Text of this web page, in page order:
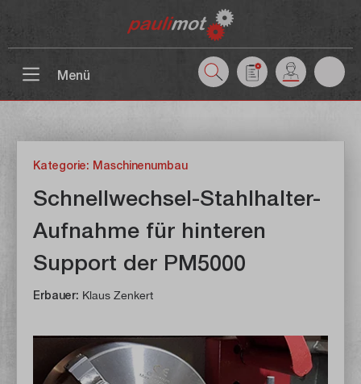
Menü
Kategorie: Maschinenumbau
Schnellwechsel-Stahlhalter-
Aufnahme für hinteren
Support der PM5000
Erbauer: Klaus Zenkert